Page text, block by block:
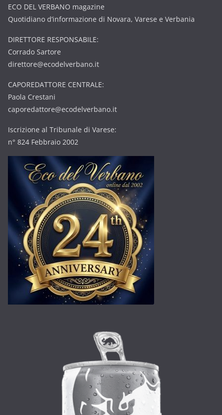
ECO DEL VERBANO magazine
Quotidiano d’informazione di Novara, Varese e Verbania
DIRETTORE RESPONSABILE:
Corrado Sartore
direttore@ecodelverbano.it
CAPOREDATTORE CENTRALE:
Paola Crestani
caporedattore@ecodelverbano.it
Iscrizione al Tribunale di Varese:
n° 824 Febbraio 2002